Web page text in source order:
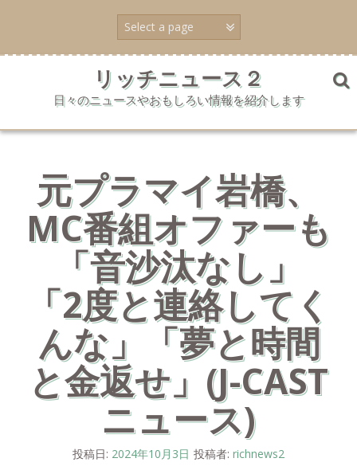
ン
ッ
リッチニュース２
日々のニュースやおもしろい情報を紹介します
元プラマイ岩橋、
MC番組オファーも
「音沙汰なし」
「2度と連絡してく
んな」「夢と時間
と金返せ」(J-CAST
ニュース)
投稿日: 2024年10月3日 投稿者: richnews2